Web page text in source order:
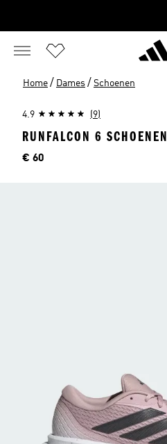
Home / Dames / Schoenen
4.9 (9)
RUNFALCON 6 SCHOENEN
Price
€ 60